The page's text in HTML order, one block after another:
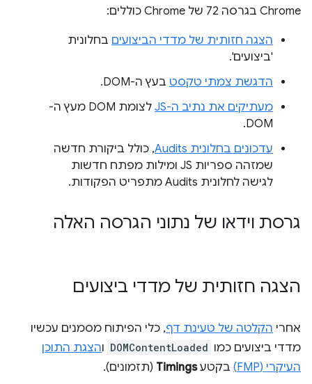
Chrome בגרסה 72 של Chrome כוללים:
הצגה חזותית של מדדי הביצועים בחלונית
'ביצועים'.
הדגשת צמתי טקסט בעץ ה-DOM.
מעתיקים את נתיב ה-JS
לצומת DOM מעץ ה-
DOM.
עדכונים בחלונית Audits
, כולל ביקורת חדשה
שמזהה ספריות JS ומילות מפתח חדשות
לגישה לחלונית Audits מתפריט הפקודות.
גרסת וידאו של נתוני הגרסה האלה
הצגה חזותית של מדדי ביצועים
אחרי הקלטה של טעינת דף, כלי הפיתוח מסמנים עכשיו
מדדי ביצועים כמו DOMContentLoaded והצגת התוכן
העיקרי (FMP)
בקטעTimings (תזמונים).